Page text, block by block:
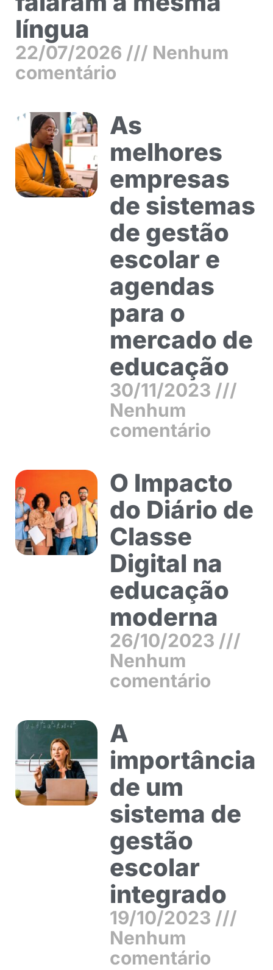
língua
22/07/2026
Nenhum
comentário
As
melhores
empresas
de sistemas
de gestão
escolar e
agendas
para o
mercado de
educação
30/11/2023
Nenhum
comentário
O Impacto
do Diário de
Classe
Digital na
educação
moderna
26/10/2023
Nenhum
comentário
A
importância
de um
sistema de
gestão
escolar
integrado
19/10/2023
Nenhum
comentário